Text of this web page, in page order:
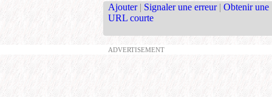
Ajouter | Signaler une erreur | Obtenir une
URL courte
ADVERTISEMENT